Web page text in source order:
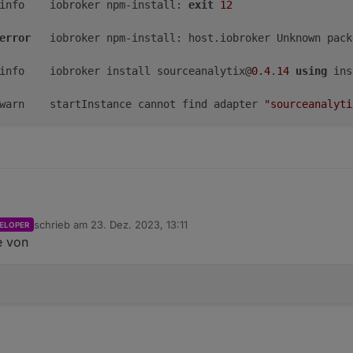
	info	iobroker npm-install:
exit 12
error
iobroker npm-install: host.iobroker Unknown
	info	iobroker install sourceanalytix@
0.4. 14 using
	warn	startInstance cannot find adapter
aber Sourceanalytix nicht.
error	Cannot download and install adapter
info	iobroker install
schrieb am 23. Dez. 2023, 13:11
zuletzt editiert von
von